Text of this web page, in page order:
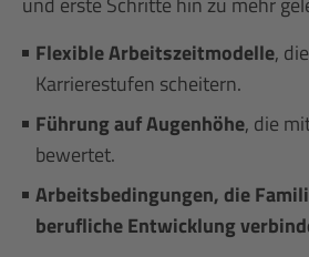
Flexible Arbeitszeitmodelle,
Karrierestufen scheitern.
Führung auf Augenhöhe, die
bewertet.
Arbeitsbedingungen, die
berufliche Entwicklung